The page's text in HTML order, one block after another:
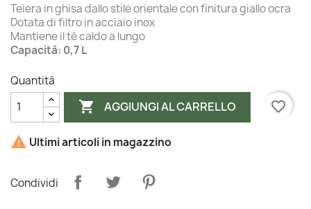
Teiera in ghisa dallo stile orientale con finitura giallo ocra
Dotata di filtro in acciaio inox
Mantiene il tè caldo a lungo
Capacità: 0,7 L
Quantità
 AGGIUNGI AL CARRELLO favorite_border
 Ultimi articoli in magazzino
Condividi